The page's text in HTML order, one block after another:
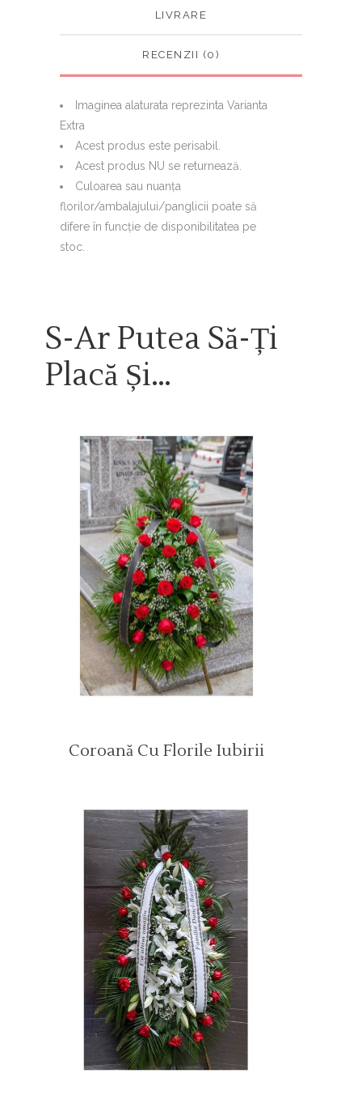
LIVRARE
RECENZII (0)
Imaginea alaturata reprezinta Varianta
Extra
Acest produs este perisabil.
Acest produs NU se returnează.
Culoarea sau nuanţa
florilor/ambalajului/panglicii poate să
difere în funcţie de disponibilitatea pe
stoc.
S-Ar Putea Să-Ți
Placă Și…
Coroană Cu Florile Iubirii